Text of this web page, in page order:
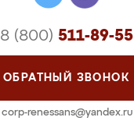
8 (800) 511-89-55
ОБРАТНЫЙ ЗВОНОК
corp-renessans@yandex.ru